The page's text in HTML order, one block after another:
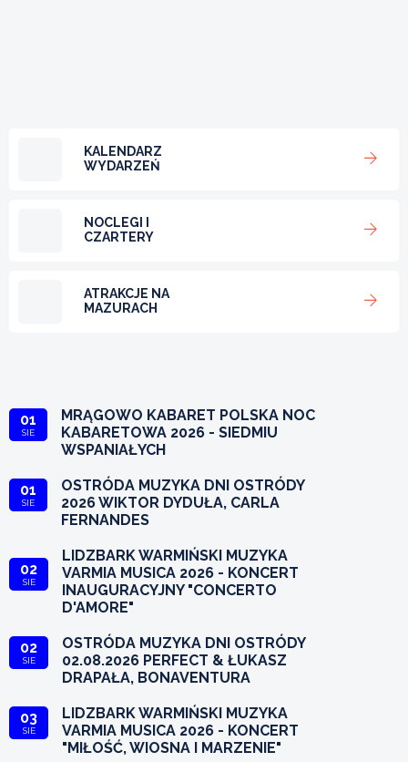
KALENDARZ
WYDARZEŃ
NOCLEGI I
CZARTERY
ATRAKCJE NA
MAZURACH
01
SIE
MRĄGOWO KABARET POLSKA NOC
KABARETOWA 2026 - SIEDMIU
WSPANIAŁYCH
01
SIE
OSTRÓDA MUZYKA DNI OSTRÓDY
2026 WIKTOR DYDUŁA, CARLA
FERNANDES
02
SIE
LIDZBARK WARMIŃSKI MUZYKA
VARMIA MUSICA 2026 - KONCERT
INAUGURACYJNY "CONCERTO
D'AMORE"
02
SIE
OSTRÓDA MUZYKA DNI OSTRÓDY
02.08.2026 PERFECT & ŁUKASZ
DRAPAŁA, BONAVENTURA
03
SIE
LIDZBARK WARMIŃSKI MUZYKA
VARMIA MUSICA 2026 - KONCERT
"MIŁOŚĆ, WIOSNA I MARZENIE"